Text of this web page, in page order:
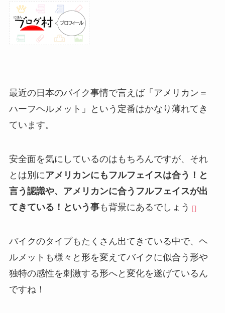
最近の日本のバイク事情で言えば「アメリカン＝
ハーフヘルメット」という定番はかなり薄れてき
ています。
安全面を気にしているのはもちろんですが、それ
とは別にアメリカンにもフルフェイスは合う！と
言う認識や、アメリカンに合うフルフェイスが出
てきている！という事も背景にあるでしょう
バイクのタイプもたくさん出てきている中で、ヘ
ルメットも様々と形を変えてバイクに似合う形や
独特の感性を刺激する形へと変化を遂げているん
ですね！